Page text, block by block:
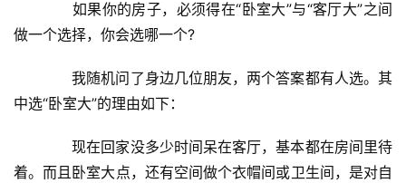
如果你的房子，必须得在“卧室大”与“客厅大”之间
做一个选择，你会选哪一个?
我随机问了身边几位朋友，两个答案都有人选。其
中选“卧室大”的理由如下：
现在回家没多少时间呆在客厅，基本都在房间里待
着。而且卧室大点，还有空间做个衣帽间或卫生间，是对自